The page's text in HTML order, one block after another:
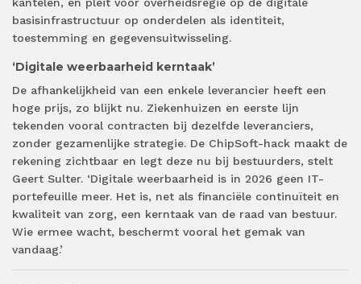
basisinfrastructuur op onderdelen als identiteit,
toestemming en gegevensuitwisseling.
‘Digitale weerbaarheid kerntaak’
De afhankelijkheid van een enkele leverancier heeft een
hoge prijs, zo blijkt nu. Ziekenhuizen en eerste lijn
tekenden vooral contracten bij dezelfde leveranciers,
zonder gezamenlijke strategie. De ChipSoft-hack maakt de
rekening zichtbaar en legt deze nu bij bestuurders, stelt
Geert Sulter. ‘Digitale weerbaarheid is in 2026 geen IT-
portefeuille meer. Het is, net als financiële continuïteit en
kwaliteit van zorg, een kerntaak van de raad van bestuur.
Wie ermee wacht, beschermt vooral het gemak van
vandaag.’